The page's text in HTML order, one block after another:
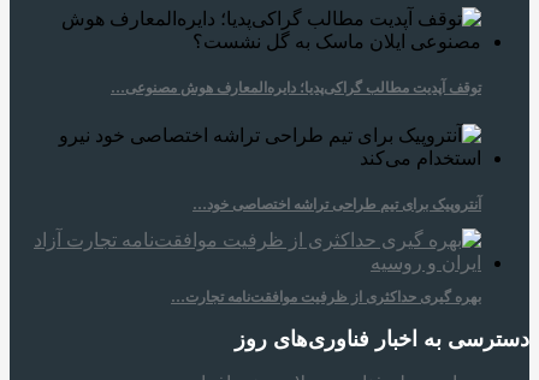
توقف آپدیت مطالب گراکی‌پدیا؛ دایره‌المعارف هوش مصنوعی…
آنتروپیک برای تیم طراحی تراشه اختصاصی خود…
بهره گیری حداکثری از ظرفیت موافقت‌نامه تجارت…
دسترسی به اخبار فناوری‌های روز